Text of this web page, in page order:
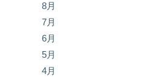
8月
7月
6月
5月
4月